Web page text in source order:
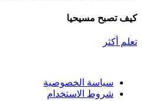
كيف تصبح مسيحيا
تعلم أكثر
سياسة الخصوصية
شروط الاستخدام